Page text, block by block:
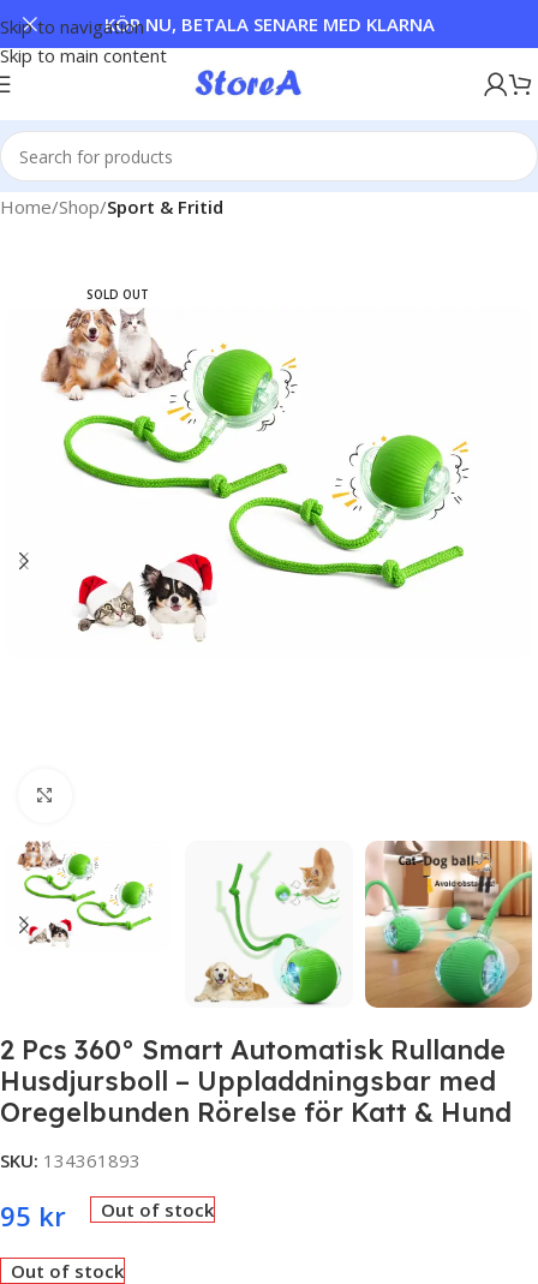
Skip to navigation
Skip to main content
KÖP NU, BETALA SENARE MED KLARNA
Home Shop Sport & Fritid
SOLD OUT
2 Pcs 360° Smart Automatisk Rullande
Husdjursboll – Uppladdningsbar med
Oregelbunden Rörelse för Katt & Hund
SKU: 134361893
95 kr Out of stock
Out of stock